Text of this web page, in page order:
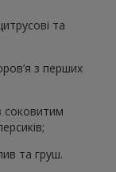
та
з перших
соковитим
та груш.